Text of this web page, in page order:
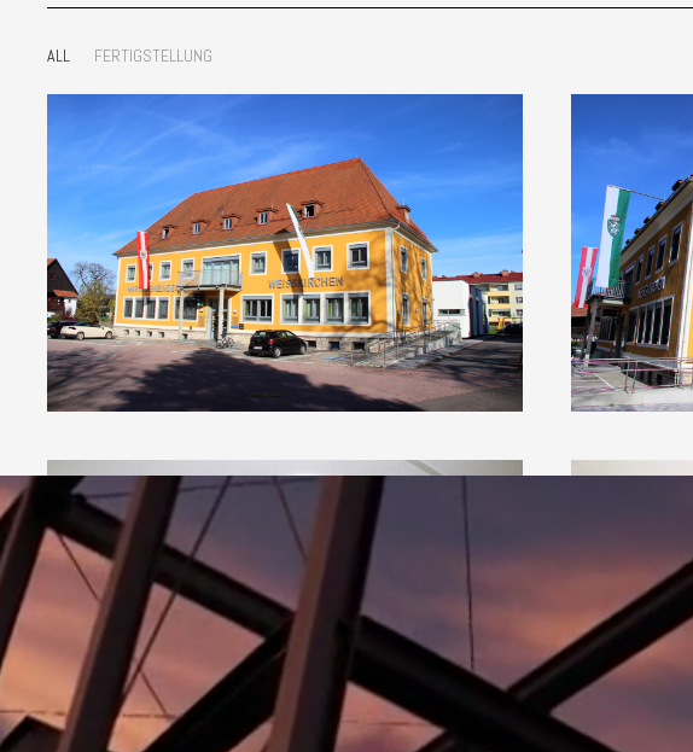
ALL FERTIGSTELLUNG